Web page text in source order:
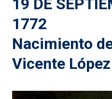
19 DE
1772
Nacimiento
Vicente